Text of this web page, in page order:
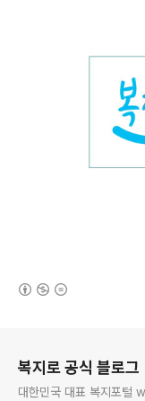
복지로 공식 블로그
대한민국 대표 복지포